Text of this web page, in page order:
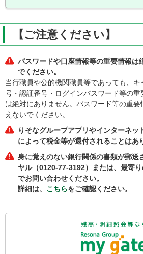
【ご注意ください】
パスワードや口座情報等の重要情報は
でください。
当行職員や公的機関職員等であっても、
号・認証番号・ログインパスワード等の重
は絶対にありません。パスワード等の重
えないでください。
りそなグループアプリやインターネッ
によって税金等が還付されることはあ
身に覚えのない銀行関係の書類が郵送
ヤル（0120-77-3192）または、最寄
でお問い合わせください。
詳細は、 こちらをご確認ください。